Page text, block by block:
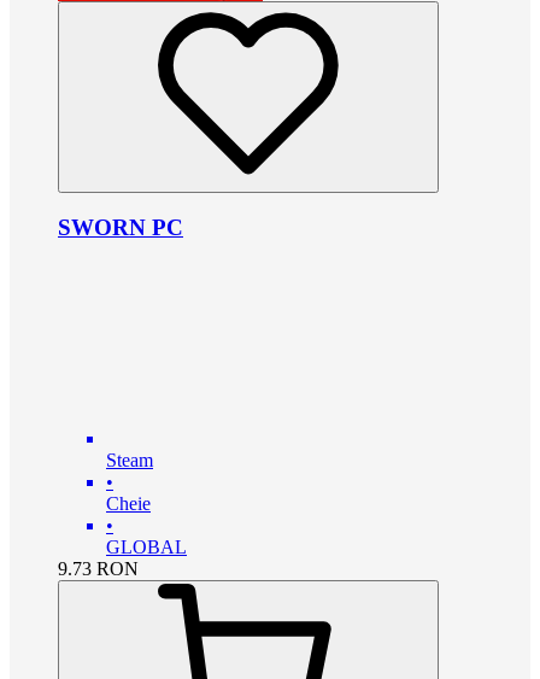
SWORN PC
Steam
•
Cheie
•
GLOBAL
9.73 RON